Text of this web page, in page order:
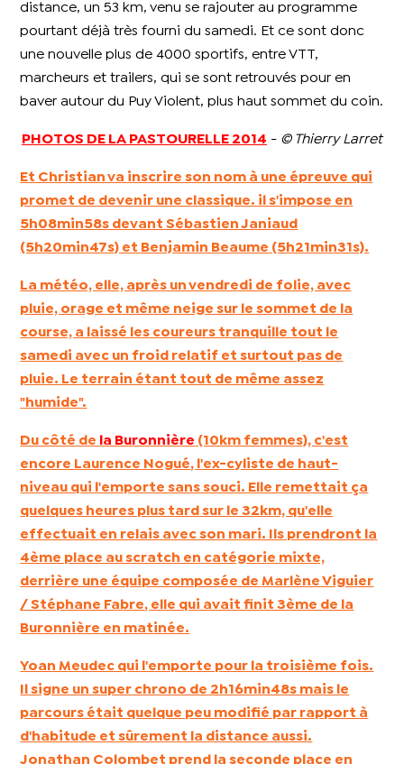
distance, un 53 km, venu se rajouter au programme
pourtant déjà très fourni du samedi. Et ce sont donc
une nouvelle plus de 4000 sportifs, entre VTT,
marcheurs et trailers, qui se sont retrouvés pour en
baver autour du Puy Violent, plus haut sommet du coin.
PHOTOS DE LA PASTOURELLE 2014 - © Thierry Larret
Et Christian va inscrire son nom à une épreuve qui
promet de devenir une classique. il s'impose en
5h08min58s devantSébastien Janiaud
(5h20min47s) et Benjamin Beaume (5h21min31s).
La météo, elle, après un vendredi de folie, avec
pluie, orage et même neige sur le sommet de la
course, a laissé les coureurs tranquille tout le
samedi avec un froid relatif et surtout pas de
pluie. Le terrain étant tout de même assez
"humide".
Du côté de la Buronnière (10km femmes), c'est
encore Laurence Nogué, l'ex-cyliste de haut-
niveau qui l'emporte sans souci. Elle remettait ça
quelques heures plus tard sur le 32km, qu'elle
effectuait en relais avec son mari. Ils prendront la
4ème place au scratch en catégorie mixte,
derrière une équipe composée deMarlène Viguier
/ Stéphane Fabre, elle qui avait finit 3ème de la
Buronnière en matinée.
Yoan Meudec qui l'emporte pour la troisième fois.
Il signe un super chrono de 2h16min48s mais le
parcours était quelque peu modifié par rapport à
d'habitude et sûrement la distance aussi.
Jonathan Colombet prend la seconde place en